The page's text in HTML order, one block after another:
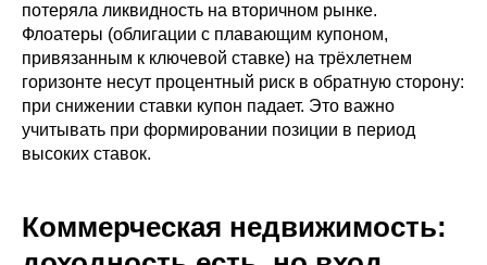
потеряла ликвидность на вторичном рынке.
Флоатеры (облигации с плавающим купоном,
привязанным к ключевой ставке) на трёхлетнем
горизонте несут процентный риск в обратную сторону:
при снижении ставки купон падает. Это важно
учитывать при формировании позиции в период
высоких ставок.
Коммерческая недвижимость: